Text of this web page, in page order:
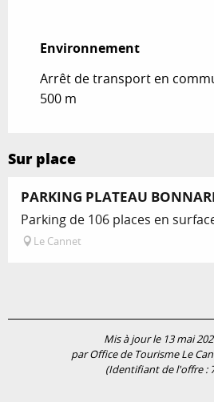
Environnement
Environnement
Arrêt de transport en
500 m
Sur place
PARKING PLATEAU
Parking de 106 places en
Le Cannet
Mis à jour le 13 mai
par Office de Tourisme Le
(Identifiant de l'offre :